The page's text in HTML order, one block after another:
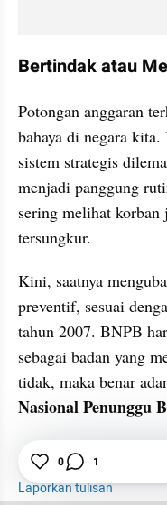
Bertindak atau
Potongan anggaran
bahaya di negara
sistem strategis
menjadi panggung
sering melihat
tersungkur.
Kini, saatnya
preventif, sesuai
tahun 2007. BNPB
sebagai badan yang
tidak, maka benar
Nasional Penunggu
Bencana
Laporkan tulisan
0 1